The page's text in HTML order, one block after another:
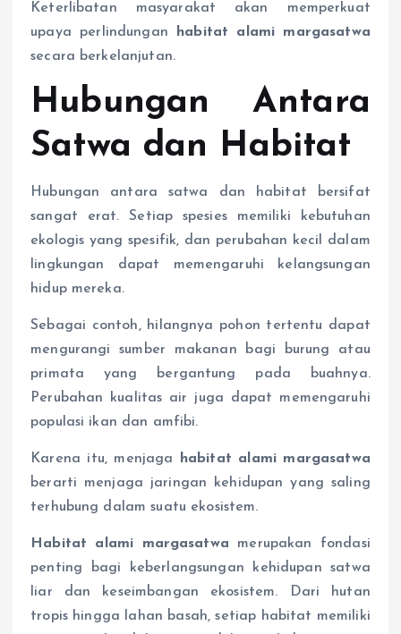
Keterlibatan masyarakat akan memperkuat
upaya perlindungan habitat alami margasatwa
secara berkelanjutan.
Hubungan Antara
Satwa dan Habitat
Hubungan antara satwa dan habitat bersifat
sangat erat. Setiap spesies memiliki kebutuhan
ekologis yang spesifik, dan perubahan kecil dalam
lingkungan dapat memengaruhi kelangsungan
hidup mereka.
Sebagai contoh, hilangnya pohon tertentu dapat
mengurangi sumber makanan bagi burung atau
primata yang bergantung pada buahnya.
Perubahan kualitas air juga dapat memengaruhi
populasi ikan dan amfibi.
Karena itu, menjaga
habitat alami margasatwa
berarti menjaga jaringan kehidupan yang saling
terhubung dalam suatu ekosistem.
Habitat alami margasatwa merupakan fondasi
penting bagi keberlangsungan kehidupan satwa
liar dan keseimbangan ekosistem. Dari hutan
tropis hingga lahan basah, setiap habitat memiliki